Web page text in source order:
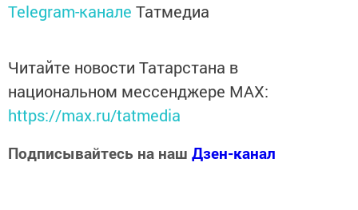
Telegram-канале Татмедиа
Читайте новости Татарстана в
национальном мессенджере MАХ:
https://max.ru/tatmedia
Подписывайтесь на наш Дзен-канал